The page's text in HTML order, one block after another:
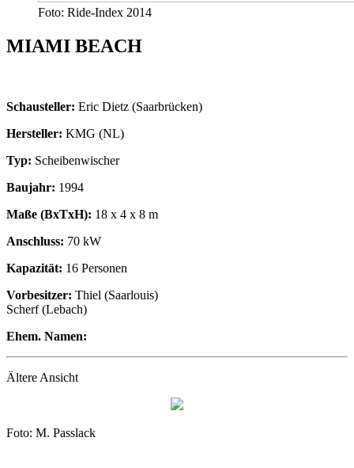
Foto: Ride-Index 2014
MIAMI BEACH
Schausteller: Eric Dietz (Saarbrücken)
Hersteller: KMG (NL)
Typ: Scheibenwischer
Baujahr: 1994
Maße (BxTxH): 18 x 4 x 8 m
Anschluss: 70 kW
Kapazität: 16 Personen
Vorbesitzer: Thiel (Saarlouis)
Scherf (Lebach)
Ehem. Namen:
Ältere Ansicht
Foto: M. Passlack